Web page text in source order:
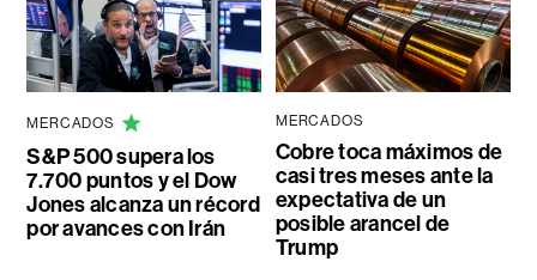
MERCADOS
S&P 500 supera los
7.700 puntos y el Dow
Jones alcanza un récord
por avances con Irán
MERCADOS
Cobre toca máximos de
casi tres meses ante la
expectativa de un
posible arancel de
Trump